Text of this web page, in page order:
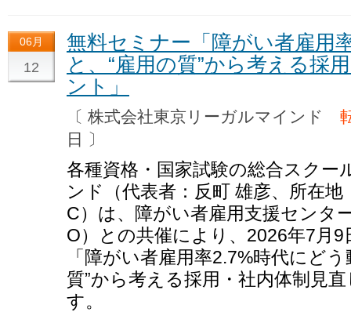
06月
12
無料セミナー「障がい者雇用
と、“雇用の質”から考える採
ント」
〔 株式会社東京リーガルマインド
日 〕
各種資格・国家試験の総合スクー
ンド（代表者：反町 雄彦、所在
C）は、障がい者雇用支援センタ
O）との共催により、2026年7月
「障がい者雇用率2.7%時代にど
質”から考える採用・社内体制見
す。